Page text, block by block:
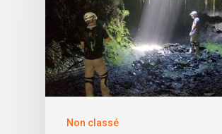
Non classé